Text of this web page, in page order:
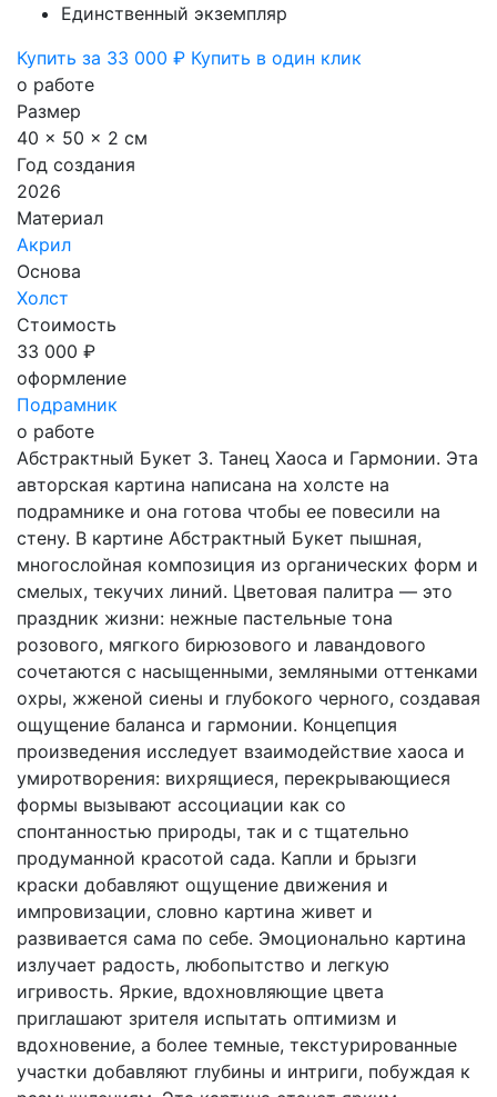
Единственный экземпляр
Купить за 33 000 ₽ Купить в один клик
о работе
Размер
40 x 50 x 2 см
Год создания
2026
Материал
Акрил
Основа
Холст
Стоимость
33 000 ₽
оформление
Подрамник
о работе
Абстрактный Букет 3. Танец Хаоса и Гармонии. Эта
авторская картина написана на холсте на
подрамнике и она готова чтобы ее повесили на
стену. В картине Абстрактный Букет пышная,
многослойная композиция из органических форм и
смелых, текучих линий. Цветовая палитра — это
праздник жизни: нежные пастельные тона
розового, мягкого бирюзового и лавандового
сочетаются с насыщенными, земляными оттенками
охры, жженой сиены и глубокого черного, создавая
ощущение баланса и гармонии. Концепция
произведения исследует взаимодействие хаоса и
умиротворения: вихрящиеся, перекрывающиеся
формы вызывают ассоциации как со
спонтанностью природы, так и с тщательно
продуманной красотой сада. Капли и брызги
краски добавляют ощущение движения и
импровизации, словно картина живет и
развивается сама по себе. Эмоционально картина
излучает радость, любопытство и легкую
игривость. Яркие, вдохновляющие цвета
приглашают зрителя испытать оптимизм и
вдохновение, а более темные, текстурированные
участки добавляют глубины и интриги, побуждая к